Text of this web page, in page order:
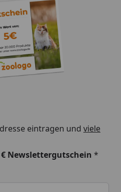
eintragen und viele
Newslettergutschein *